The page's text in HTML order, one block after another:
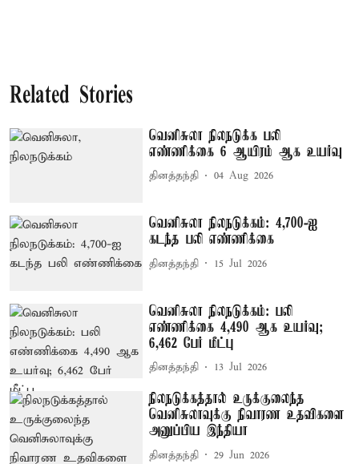
Related Stories
வெனிசுலா நிலநடுக்க பலி
எண்ணிக்கை 6 ஆயிரம் ஆக உயர்வு
தினத்தந்தி 04 Aug 2026
வெனிசுலா நிலநடுக்கம்: 4,700-ஐ
கடந்த பலி எண்ணிக்கை
தினத்தந்தி 15 Jul 2026
வெனிசுலா நிலநடுக்கம்: பலி
எண்ணிக்கை 4,490 ஆக உயர்வு;
6,462 பேர் மீட்பு
தினத்தந்தி 13 Jul 2026
நிலநடுக்கத்தால் உருக்குலைந்த
வெனிசுலாவுக்கு நிவாரண உதவிகளை
அனுப்பிய இந்தியா
தினத்தந்தி 29 Jun 2026